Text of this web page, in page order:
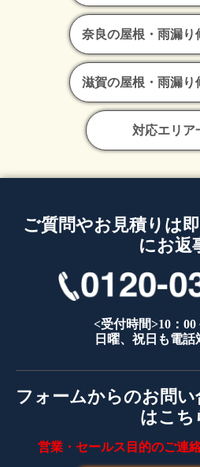
奈良の屋根・雨漏り
滋賀の屋根・雨漏り
対応エリア
ご質問やお見積りは
にお返
<受付時間>10：
日曜、祝日も電話
フォームからのお問い
はこち
営業・セールス目的のご連